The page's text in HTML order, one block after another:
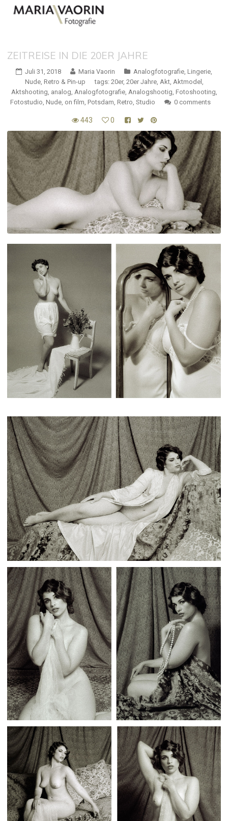
ZEITREISE IN DIE 20ER JAHRE
Juli 31, 2018 Maria Vaorin Analogfotografie Lingerie
Nude, Retro & Pin-up tags: 20er, 20er Jahre, Akt, Aktmodel
Aktshooting analog Analogfotografie, Analogshootig Fotoshooting
Fotostudio Nude, on film Potsdam Retro Studio 0 comments
443 0